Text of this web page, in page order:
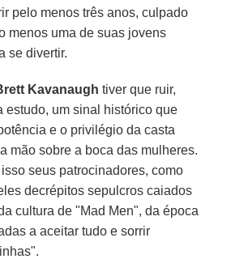
pelo menos três anos, culpado
menos uma de suas jovens
se divertir.
Kavanaugh tiver que ruir,
estudo, um sinal histórico que
e o privilégio da casta
mão sobre a boca das mulheres.
seus patrocinadores, como
decrépitos sepulcros caiados
cultura de "Mad Men", da época
a aceitar tudo e sorrir